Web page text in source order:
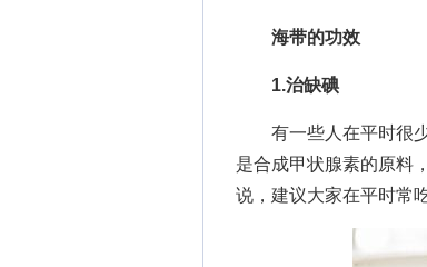
海带的功效
1.治缺碘
有一些人在平时很少
是合成甲状腺素的原料
说，建议大家在平时常